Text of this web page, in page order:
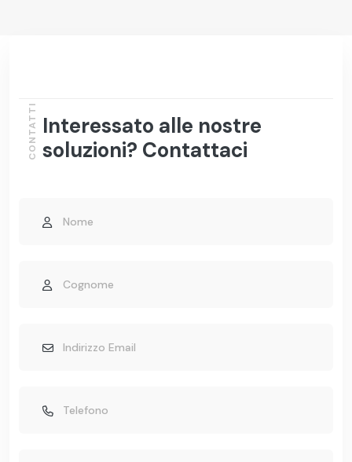
Interessato alle nostre
soluzioni? Contattaci
CONTATTI